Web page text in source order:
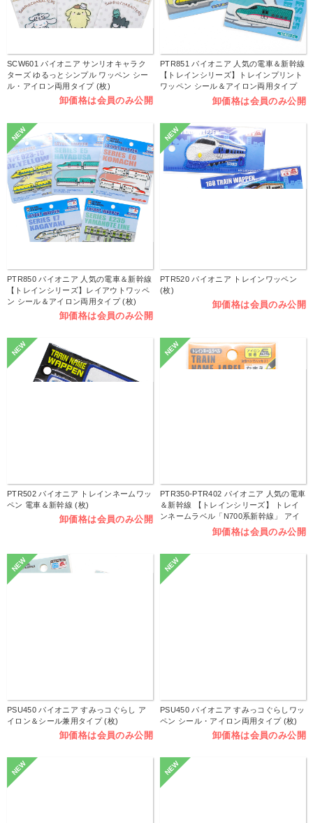
SCW601 パイオニア サンリオキャラク
ターズ ゆるっとシンプル ワッペン シー
ル・アイロン両用タイプ (枚)
卸価格は会員のみ公開
PTR851 パイオニア 人気の電車＆新幹線
【トレインシリーズ】トレインプリント
ワッペン シール＆アイロン両用タイプ
卸価格は会員のみ公開
NEW
PTR850 パイオニア 人気の電車＆新幹線
【トレインシリーズ】レイアウトワッペ
ン シール＆アイロン両用タイプ (枚)
卸価格は会員のみ公開
NEW
PTR520 パイオニア トレインワッペン
(枚)
卸価格は会員のみ公開
NEW
PTR502 パイオニア トレインネームワッ
ペン 電車＆新幹線 (枚)
卸価格は会員のみ公開
NEW
PTR350-PTR402 パイオニア 人気の電車
＆新幹線 【トレインシリーズ】 トレイ
ンネームラベル「N700系新幹線」 アイ
ロン接着タイプ 油性ペンOK (枚)
卸価格は会員のみ公開
NEW
PSU450 パイオニア すみっコぐらし ア
イロン＆シール兼用タイプ (枚)
卸価格は会員のみ公開
NEW
PSU450 パイオニア すみっコぐらしワッ
ペン シール・アイロン両用タイプ (枚)
卸価格は会員のみ公開
NEW NEW